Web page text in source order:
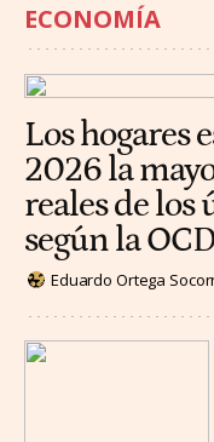
ECONOMÍA
Los hogares
2026 la
reales de los
según la
Eduardo Ortega